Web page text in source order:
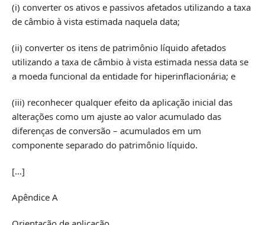
(i) converter os ativos e passivos afetados utilizando a taxa
de câmbio à vista estimada naquela data;
(ii) converter os itens de patrimônio líquido afetados
utilizando a taxa de câmbio à vista estimada nessa data se
a moeda funcional da entidade for hiperinflacionária; e
(iii) reconhecer qualquer efeito da aplicação inicial das
alterações como um ajuste ao valor acumulado das
diferenças de conversão – acumulados em um
componente separado do patrimônio líquido.
[…]
Apêndice A